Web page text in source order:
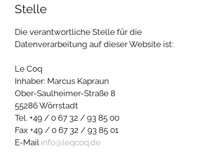
Stelle
Die verantwortliche Stelle für die
Datenverarbeitung auf dieser Website ist:
Le Coq
Inhaber: Marcus Kapraun
Ober-Saulheimer-Straße 8
55286 Wörrstadt
Tel. +49 / 0 67 32 / 93 85 00
Fax +49 / 0 67 32 / 93 85 01
E-Mail info@leqcoq.de